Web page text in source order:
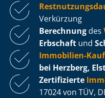
Verkürzung
Berechnung des
Erbschaft und
Immobilien-
bei Herzberg,
Zertifizierte
17024 von TÜV,